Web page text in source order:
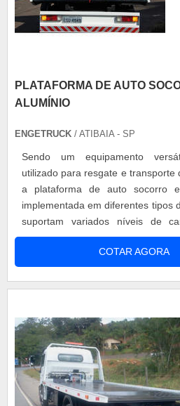
PLATAFORMA DE AUTO
ALUMÍNIO
ENGETRUCK / ATIBAIA - SP
Sendo um equipamento
utilizado para resgate e transporte
a plataforma de auto socorro
implementada em diferentes tipos
suportam variados níveis de
resgatar até três carros por vez.
variam muito em
capacidade de arraste do
COTAR AGORA